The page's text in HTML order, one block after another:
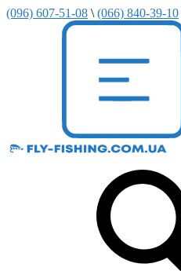
(096) 607-51-08 \ (066) 840-39-10